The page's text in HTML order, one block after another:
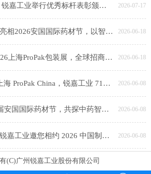
聚力争先 再创佳绩｜锐嘉工业举行优秀标杆表彰颁奖仪式 2026-07-17
圆满收官｜锐嘉工业亮相2026安国国际药材节，以智能装备赋能中医药产业升级 2026-06-18
锐嘉工业圆满收官2026上海ProPak包装展，全球招商布局海外新赛道！ 2026-06-18
展会邀约｜6.15-17 上海 ProPak China，锐嘉工业 71E80-3 邀食品同仁共探智能包装新趋势 2026-06-08
锐嘉工业亮相第 28 届安国国际药材节，共探中药智造新未来 2026-06-08
聚力制药产业盛会｜锐嘉工业邀您相约 2026 中国制药产业大会，共启智能智造新征程 2026-06-08
(C)广州锐嘉工业股份有限公司